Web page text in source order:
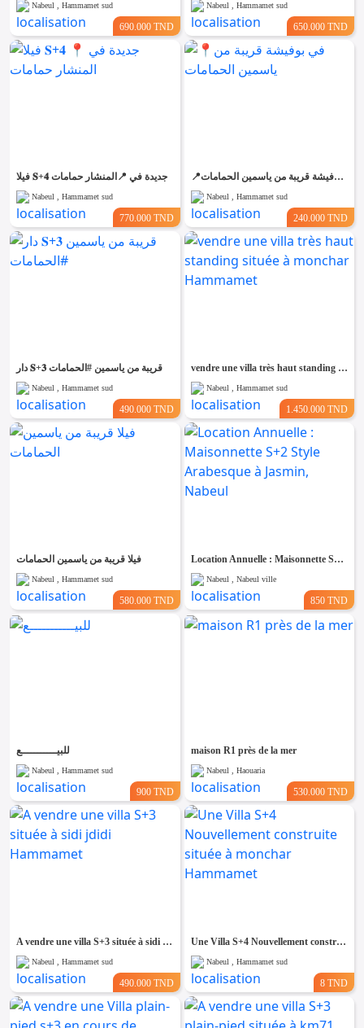
Nabeul , Hammamet sud
690.000 TND
Nabeul , Hammamet sud
650.000 TND
فيلا 𝐒+𝟒 جديدة في 📍المنشار حمامات
Nabeul , Hammamet sud
770.000 TND
📍في بوفيشة قريبة من ياسمين الحمامات
Nabeul , Hammamet sud
240.000 TND
دار 𝐒+𝟑 قريبة من ياسمين #الحمامات
Nabeul , Hammamet sud
490.000 TND
vendre une villa très haut standing située à monchar Hammamet
Nabeul , Hammamet sud
1.450.000 TND
فيلا قريبة من ياسمين الحمامات
Nabeul , Hammamet sud
580.000 TND
Location Annuelle : Maisonnette S+2 Style Arabesque à Jasmin, Nabeul
Nabeul , Nabeul ville
850 TND
للبيـــــــــــع
Nabeul , Hammamet sud
900 TND
maison R1 près de la mer
Nabeul , Haouaria
530.000 TND
A vendre une villa S+3 située à sidi jdidi Hammamet
Nabeul , Hammamet sud
490.000 TND
Une Villa S+4 Nouvellement construite située à monchar Hammamet
Nabeul , Hammamet sud
8 TND